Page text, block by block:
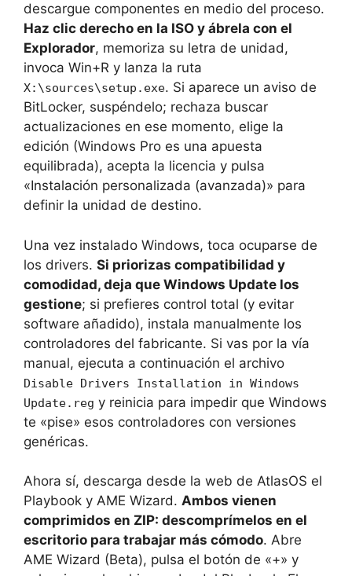
descargue componentes en medio del proceso.
Haz clic derecho en la ISO y ábrela con el
Explorador, memoriza su letra de unidad,
invoca Win+R y lanza la ruta
X:\sources\setup.exe. Si aparece un aviso de
BitLocker, suspéndelo; rechaza buscar
actualizaciones en ese momento, elige la
edición (Windows Pro es una apuesta
equilibrada), acepta la licencia y pulsa
«Instalación personalizada (avanzada)» para
definir la unidad de destino.
Una vez instalado Windows, toca ocuparse de
los drivers. Si priorizas compatibilidad y
comodidad, deja que Windows Update los
gestione; si prefieres control total (y evitar
software añadido), instala manualmente los
controladores del fabricante. Si vas por la vía
manual, ejecuta a continuación el archivo
Disable Drivers Installation in Windows
Update.reg y reinicia para impedir que Windows
te «pise» esos controladores con versiones
genéricas.
Ahora sí, descarga desde la web de AtlasOS el
Playbook y AME Wizard. Ambos vienen
comprimidos en ZIP: descomprímelos en el
escritorio para trabajar más cómodo. Abre
AME Wizard (Beta), pulsa el botón de «+» y